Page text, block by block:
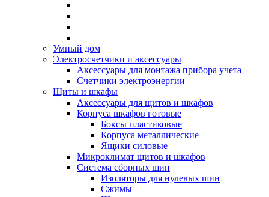
Умный дом
Электросчетчики и аксессуары
Аксессуары для монтажа прибора учета
Счетчики электроэнергии
Щиты и шкафы
Аксессуары для щитов и шкафов
Корпуса шкафов готовые
Боксы пластиковые
Корпуса металлические
Ящики силовые
Микроклимат щитов и шкафов
Система сборных шин
Изоляторы для нулевых шин
Сжимы